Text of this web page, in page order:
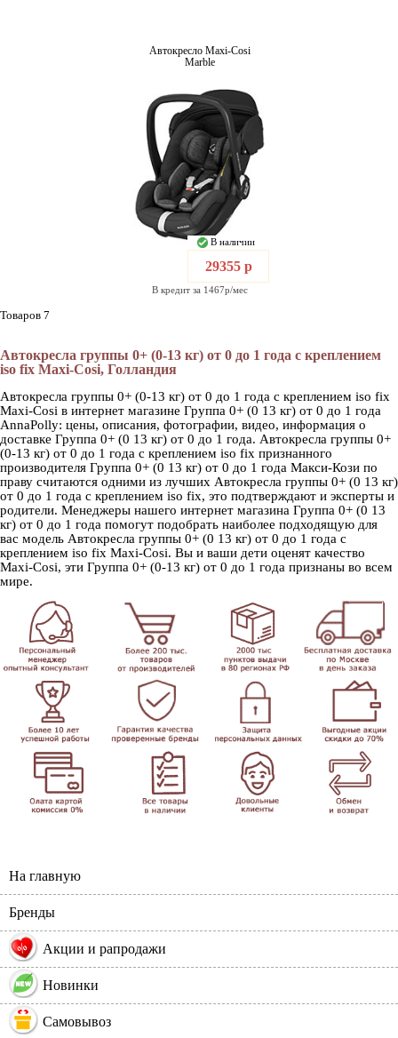
Автокресло Maxi-Cosi
Marble
В наличии
29355 р
В кредит за 1467р/мес
Товаров 7
Автокресла группы 0+ (0-13 кг) от 0 до 1 года с креплением
iso fix Maxi-Cosi, Голландия
Автокресла группы 0+ (0-13 кг) от 0 до 1 года с креплением iso fix
Maxi-Cosi в интернет магазине Группа 0+ (0 13 кг) от 0 до 1 года
AnnaPolly: цены, описания, фотографии, видео, информация о
доставке Группа 0+ (0 13 кг) от 0 до 1 года. Автокресла группы 0+
(0-13 кг) от 0 до 1 года с креплением iso fix признанного
производителя Группа 0+ (0 13 кг) от 0 до 1 года Макси-Кози по
праву считаются одними из лучших Автокресла группы 0+ (0 13 кг)
от 0 до 1 года с креплением iso fix, это подтверждают и эксперты и
родители. Менеджеры нашего интернет магазина Группа 0+ (0 13
кг) от 0 до 1 года помогут подобрать наиболее подходящую для
вас модель Автокресла группы 0+ (0 13 кг) от 0 до 1 года с
креплением iso fix Maxi-Cosi. Вы и ваши дети оценят качество
Maxi-Cosi, эти Группа 0+ (0-13 кг) от 0 до 1 года признаны во всем
мире.
На главную
Бренды
% Акции и рапродажи
Новинки
Самовывоз